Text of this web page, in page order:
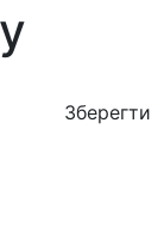
Зберегти